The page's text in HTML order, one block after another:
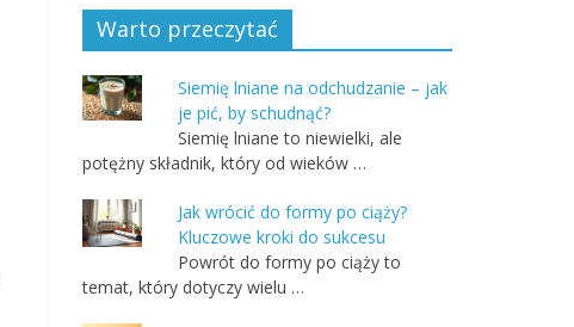
Warto przeczytać
Siemię lniane na odchudzanie – jak
je pić, by schudnąć?
Siemię lniane to niewielki, ale
potężny składnik, który od wieków …
Jak wrócić do formy po ciąży?
Kluczowe kroki do sukcesu
Powrót do formy po ciąży to
temat, który dotyczy wielu …